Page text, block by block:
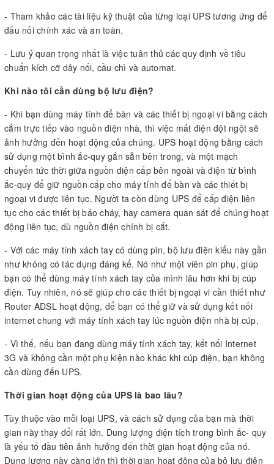
- Tham khảo các tài liệu kỹ thuật của từng loại UPS tương ứng để
đấu nối chính xác và an toàn.
- Lưu ý quan trọng nhất là việc tuân thủ các quy định về tiêu
chuẩn kích cỡ dây nối, cầu chì và automat.
Khi nào tôi cần dùng bộ lưu điện?
- Khi bạn dùng máy tính để bàn và các thiết bị ngoại vi bằng cách
cắm trực tiếp vào nguồn điện nhà, thì việc mất điện đột ngột sẽ
ảnh hưởng đến hoạt động của chúng. UPS hoạt động bằng cách
sử dụng một bình ắc-quy gắn sẵn bên trong, và một mạch
chuyển tức thời giữa nguồn điện cấp bên ngoài và điện từ bình
ắc-quy để giữ nguồn cấp cho máy tính để bàn và các thiết bị
ngoại vi được liên tục. Người ta còn dùng UPS để cấp điện liên
tục cho các thiết bị báo cháy, hay camera quan sát để chúng hoạt
động liên tục, dù nguồn điện chính bị cắt.
- Với các máy tính xách tay có dùng pin, bộ lưu điện kiểu này gần
như không có tác dụng đáng kể. Nó như một viên pin phụ, giúp
bạn có thể dùng máy tính xách tay của mình lâu hơn khi bị cúp
điện. Tuy nhiên, nó sẽ giúp cho các thiết bị ngoại vi cần thiết như
Router ADSL hoạt động, để bạn có thể giữ và sử dụng kết nối
internet chung với máy tính xách tay lúc nguồn điện nhà bị cúp.
- Vì thế, nếu bạn đang dùng máy tính xách tay, kết nối Internet
3G và không cần một phụ kiện nào khác khi cúp điện, bạn không
cần dùng đến UPS.
Thời gian hoạt động của UPS là bao lâu?
Tùy thuộc vào mỗi loại UPS, và cách sử dụng của bạn mà thời
gian này thay đổi rất lớn. Dung lượng điện tích trong bình ắc- quy
là yếu tố đầu tiên ảnh hưởng đến thời gian hoạt động của nó.
Dung lượng này càng lớn thì thời gian hoạt động của bộ lưu điện